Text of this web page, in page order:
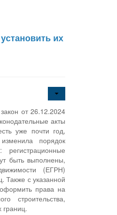
их
от 26.12.2024
акты
уже почти год,
порядок
быть выполнены,
(ЕГРН)
Также с указанной
права на
строительства,
границ.